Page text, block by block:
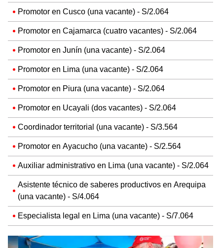
Promotor en Cusco (una vacante) - S/2.064
Promotor en Cajamarca (cuatro vacantes) - S/2.064
Promotor en Junín (una vacante) - S/2.064
Promotor en Lima (una vacante) - S/2.064
Promotor en Piura (una vacante) - S/2.064
Promotor en Ucayali (dos vacantes) - S/2.064
Coordinador territorial (una vacante) - S/3.564
Promotor en Ayacucho (una vacante) - S/2.564
Auxiliar administrativo en Lima (una vacante) - S/2.064
Asistente técnico de saberes productivos en Arequipa
(una vacante) - S/4.064
Especialista legal en Lima (una vacante) - S/7.064